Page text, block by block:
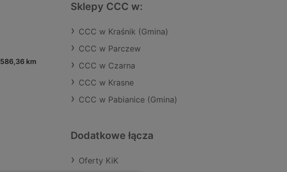
586,36 km
Sklepy CCC w:
CCC w Kraśnik (Gmina)
CCC w Parczew
CCC w Czarna
CCC w Krasne
CCC w Pabianice (Gmina)
Dodatkowe łącza
Oferty KiK